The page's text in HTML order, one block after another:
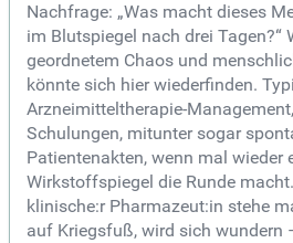
Nachfrage: „Was macht dieses
im Blutspiegel nach drei Tagen?“
geordnetem Chaos und
könnte sich hier wiederfinden.
Arzneimitteltherapie-
Schulungen, mitunter sogar
Patientenakten, wenn mal wieder
Wirkstoffspiegel die Runde
klinische:r Pharmazeut:in stehe
auf Kriegsfuß, wird sich wundern